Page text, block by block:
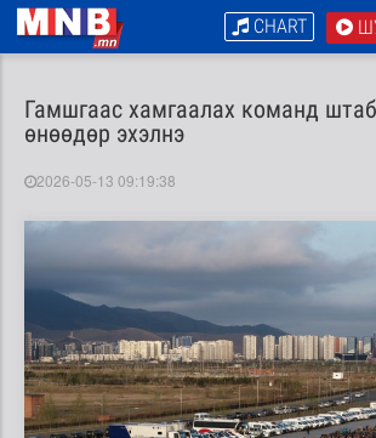
CHART
Гамшгаас хамгаалах команд
өнөөдөр эхэлнэ
2026-05-13 09:19:38